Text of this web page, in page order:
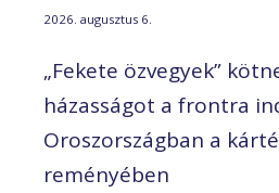
2026. augusztus 6.
„Fekete özvegyek”
házasságot a frontra
Oroszországban a
reményében